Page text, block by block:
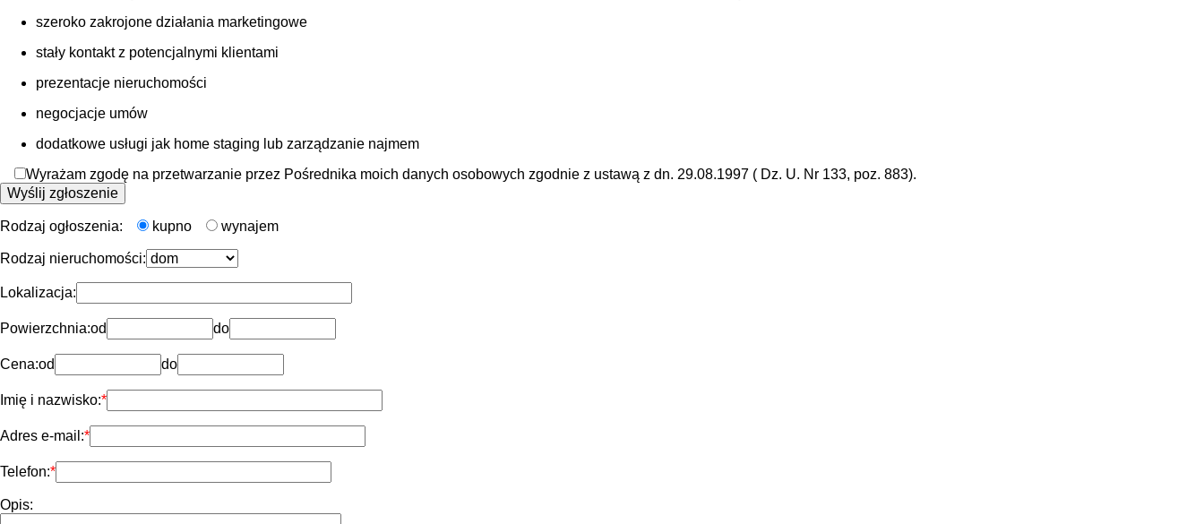
szeroko zakrojone działania marketingowe
stały kontakt z potencjalnymi klientami
prezentacje nieruchomości
negocjacje umów
dodatkowe usługi jak home staging lub zarządzanie najmem
Wyrażam zgodę na przetwarzanie przez Pośrednika moich danych osobowych zgodnie z ustawą z dn. 29.08.1997 ( Dz. U. Nr 133, poz. 883).
Rodzaj ogłoszenia: kupno wynajem
Rodzaj nieruchomości:
Lokalizacja:
Powierzchnia:od do
Cena:od do
Imię i nazwisko:
Adres e-mail:
Telefon:
Opis: